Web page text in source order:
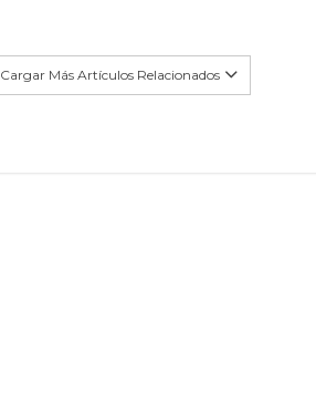
Cargar Más Artículos Relacionados